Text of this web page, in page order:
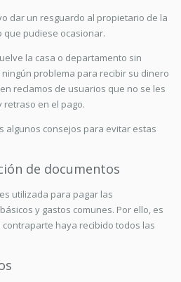
dar un resguardo al propietario de la
pudiese ocasionar.
la casa o departamento sin
problema para recibir su dinero
reclamos de usuarios que no se les
en el pago.
algunos consejos para evitar estas
de documentos
utilizada para pagar las
y gastos comunes. Por ello, es
haya recibido todos las